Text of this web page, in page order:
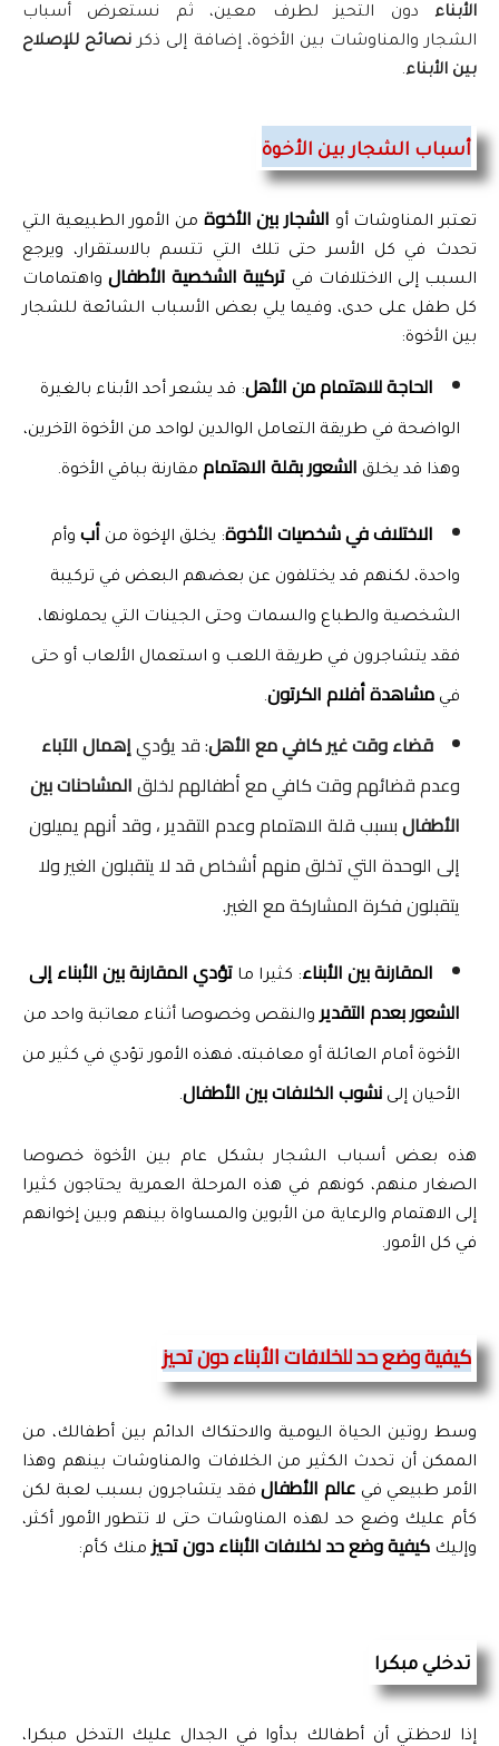
الأبناء دون التحيز لطرف معين، ثم نستعرض أسباب
الشجار والمناوشات بين الأخوة، إضافة إلى ذكر نصائح للإصلاح
بين الأبناء.
أسباب الشجار بين الأخوة
تعتبر المناوشات أو الشجار بين الأخوة
السبب إلى الاختلافات في تركيبة الشخصية الأطفال
كل طفل على حدى، وفيما يلي بعض الأسباب الشائعة للشجار
بين الأخوة:
الحاجة للاهتمام من الأهل
وهذا قد يخلق الشعور بقلة الاهتمام مقارنة بباقي الأخوة.
الاختلاف في شخصيات الأخوة: يخلق الإخوة من أب
في مشاهدة أفلام الكرتون.
قضاء وقت غير كافي مع الأهل: قد يؤديإهمال الآباء
وعدم قضائهم وقت كافي مع أطفالهم لخلقالمشاحنات بين
الأطفالبسبب قلة الاهتمام وعدم التقدير ، وقد أنهم يميلون
إلى الوحدة التي تخلق منهم أشخاص قد لا يتقبلون الغير ولا
يتقبلون فكرة المشاركة مع الغير.
المقارنة بين الأبناء: كثيرا ما تؤدي
الشعور بعدم التقدير
الأحيان إلى نشوب الخلافات بين الأطفال.
في كل الأمور.
كيفية وضع حد للخلافات الأبناء دون تحيز
الأمر طبيعي في عالم الأطفال
وإليك كيفية وضع حد لخلافات الأبناء دون تحيز منك كأم:
تدخلي مبكرا